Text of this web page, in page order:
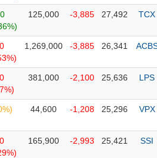
125,000 -3,885 27,492 TCX
1,269,000 -3,885 26,341
381,000 -2,100 25,636 LPS
44,600 -1,208 25,296 VPX
165,900 -2,993 25,421 SSI